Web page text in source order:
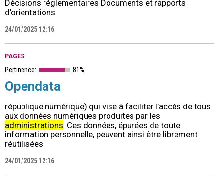
Décisions réglementaires Documents et rapports
d'orientations
24/01/2025 12:16
PAGES
Pertinence: 81%
Opendata
république numérique) qui vise à faciliter l’accès de tous
aux données numériques produites par les
administrations. Ces données, épurées de toute
information personnelle, peuvent ainsi être librement
réutilisées
24/01/2025 12:16